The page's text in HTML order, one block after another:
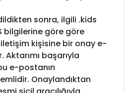
sonra, ilgili .kids
bilgilerine göre göre
kişisine bir onay e-
başarıyla
e-postanın
Onaylandıktan